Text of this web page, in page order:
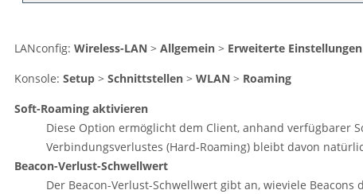
LANconfig: Wireless-LAN > Allgemein > Erweiterte Einstellungen
Konsole: Setup > Schnittstellen > WLAN > Roaming
Soft-Roaming aktivieren
Diese Option ermöglicht dem Client, anhand verfügbarer
Verbindungsverlustes (Hard-Roaming) bleibt davon
Beacon-Verlust-Schwellwert
Der Beacon-Verlust-Schwellwert gibt an, wieviele